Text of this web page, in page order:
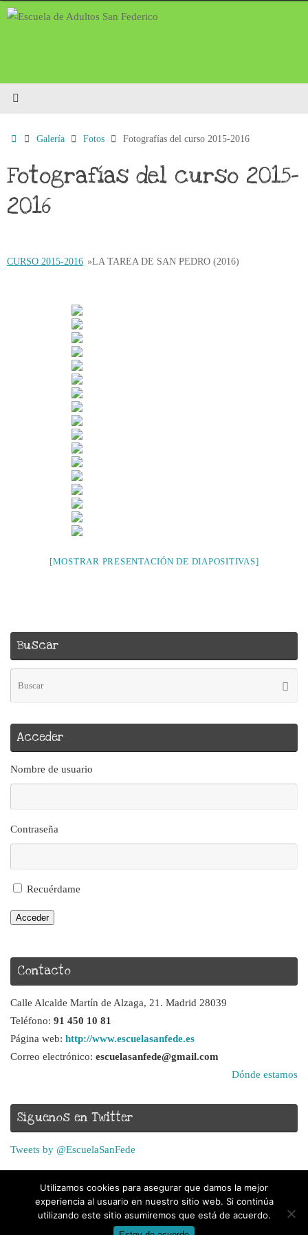
Saltar
InicioGalería Fotos Fotografías del curso 2015-2016
Fotografías del curso 2015-
2016
CURSO 2015-2016 »LA TAREA DE SAN PEDRO (2016)
[MOSTRAR PRESENTACIÓN DE DIAPOSITIVAS]
Buscar
Acceder
Nombre de usuario
Contraseña
Recuérdame
Acceder
Contacto
Calle Alcalde Martín de Alzaga, 21. Madrid 28039
Teléfono: 91 450 10 81
Página web: http://www.escuelasanfede.es
Correo electrónico: escuelasanfede@gmail.com
Dónde estamos
Síguenos en Twitter
Tweets by @EscuelaSanFede
Utilizamos cookies para asegurar que damos la mejor
experiencia al usuario en nuestro sitio web. Si continúa
utilizando este sitio asumiremos que está de acuerdo.